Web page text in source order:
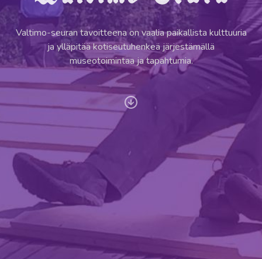
Valtimo-seuran tavoitteena on vaalia paikallista kulttuuria
ja ylläpitää kotiseutuhenkeä järjestämällä
museotoimintaa ja tapahtumia.